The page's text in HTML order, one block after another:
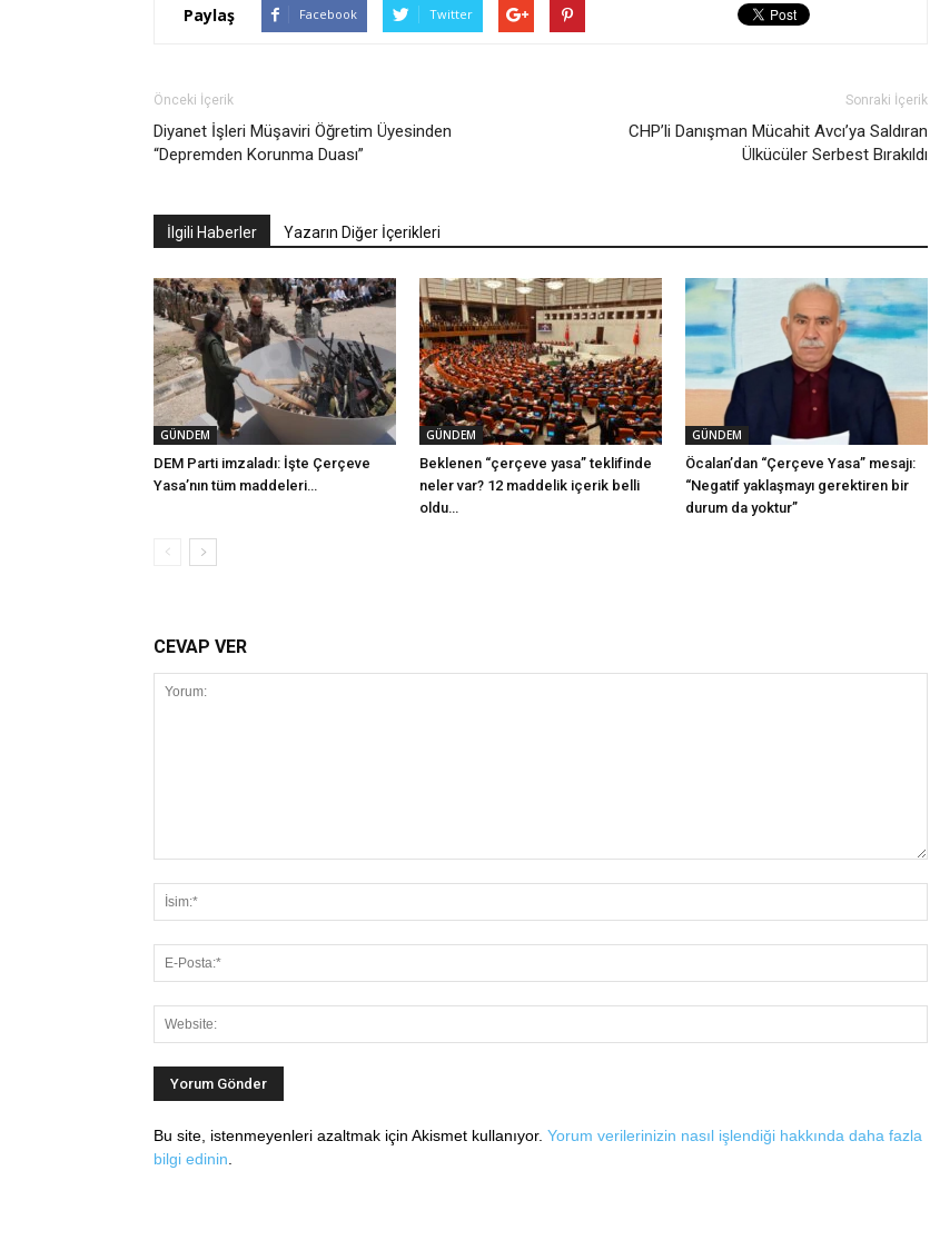
Paylaş Facebook Twitter
Önceki İçerik
Diyanet İşleri Müşaviri Öğretim Üyesinden
“Depremden Korunma Duası”
Sonraki İçerik
CHP’li Danışman Mücahit Avcı’ya Saldıran
Ülkücüler Serbest Bırakıldı
İlgili Haberler Yazarın Diğer İçerikleri
GÜNDEM
DEM Parti imzaladı: İşte Çerçeve
Yasa’nın tüm maddeleri…
GÜNDEM
Beklenen “çerçeve yasa” teklifinde
neler var? 12 maddelik içerik belli
oldu…
GÜNDEM
Öcalan’dan “Çerçeve Yasa” mesajı:
“Negatif yaklaşmayı gerektiren bir
durum da yoktur”
CEVAP VER
Bu site, istenmeyenleri azaltmak için Akismet kullanıyor. Yorum verilerinizin nasıl işlendiği hakkında daha fazla
bilgi edinin